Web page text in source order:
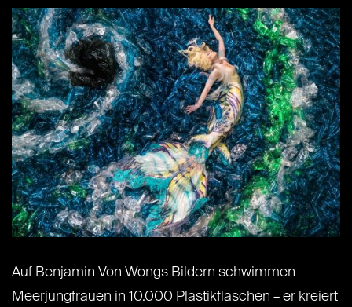
Auf Benjamin Von Wongs Bildern schwimmen
Meerjungfrauen in 10.000 Plastikflaschen – er kreiert